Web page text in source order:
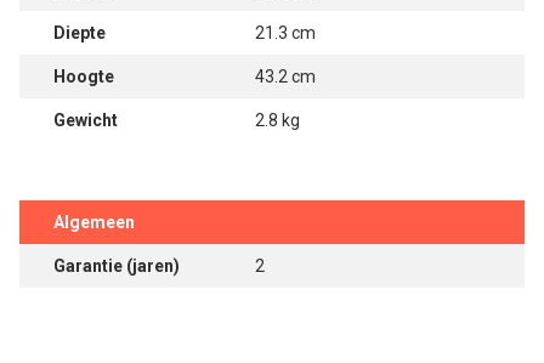
Diepte 21.3 cm
Hoogte 43.2 cm
Gewicht 2.8 kg
Algemeen
Garantie (jaren) 2